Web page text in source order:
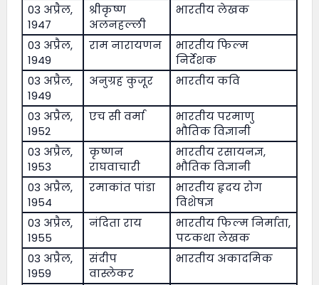
03 अप्रैल,
1947
श्रीकृष्ण
अलनहल्ली
भारतीय लेखक
03 अप्रैल,
1949
राम नारायणन
भारतीय फिल्म
निर्देशक
03 अप्रैल,
1949
अनुग्रह कुजूर भारतीय कवि
03 अप्रैल,
1952
एच सी वर्मा
भारतीय परमाणु
भौतिक विज्ञानी
03 अप्रैल,
1953
कृष्णन
राघवाचारी
भारतीय रसायनज्ञ,
भौतिक विज्ञानी
03 अप्रैल,
1954
रमाकांत पांडा
भारतीय हृदय रोग
विशेषज्ञ
03 अप्रैल,
1955
नंदिता राय
भारतीय फिल्म निर्माता,
पटकथा लेखक
03 अप्रैल,
1959
संदीप
वास्लेकर
भारतीय अकादमिक